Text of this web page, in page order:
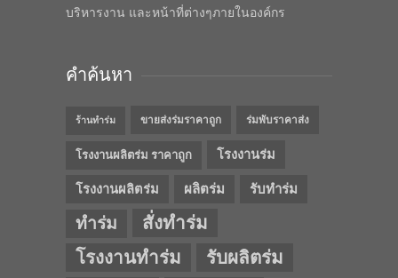
บริหารงาน และหน้าที่ต่างๆภายในองค์กร
คำค้นหา
ร้านทำร่ม ขายส่งร่มราคาถูก ร่มพับราคาส่ง
โรงงานผลิตร่ม ราคาถูก โรงงานร่ม
โรงงานผลิตร่ม ผลิตร่ม รับทำร่ม
ทำร่ม
สั่งทำร่ม
โรงงานทำร่ม
รับผลิตร่ม